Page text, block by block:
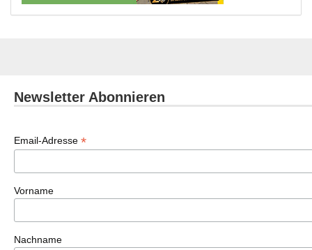
Newsletter Abonnieren
Email-Adresse *
Vorname
Nachname